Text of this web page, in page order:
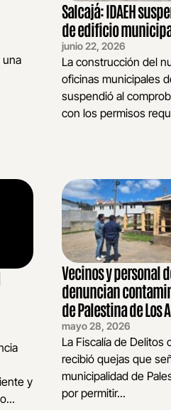
una
Salcajá: IDAEH
de edificio
junio 22, 2026
La construcción del
oficinas municipales
suspendió al
con los permisos
y
Vecinos y personal
denuncian
de Palestina de Los
mayo 28, 2026
La Fiscalía de Delitos
recibió quejas que
municipalidad de
por permitir...